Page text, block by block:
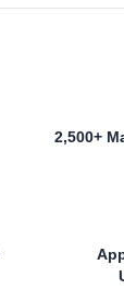
2,500+